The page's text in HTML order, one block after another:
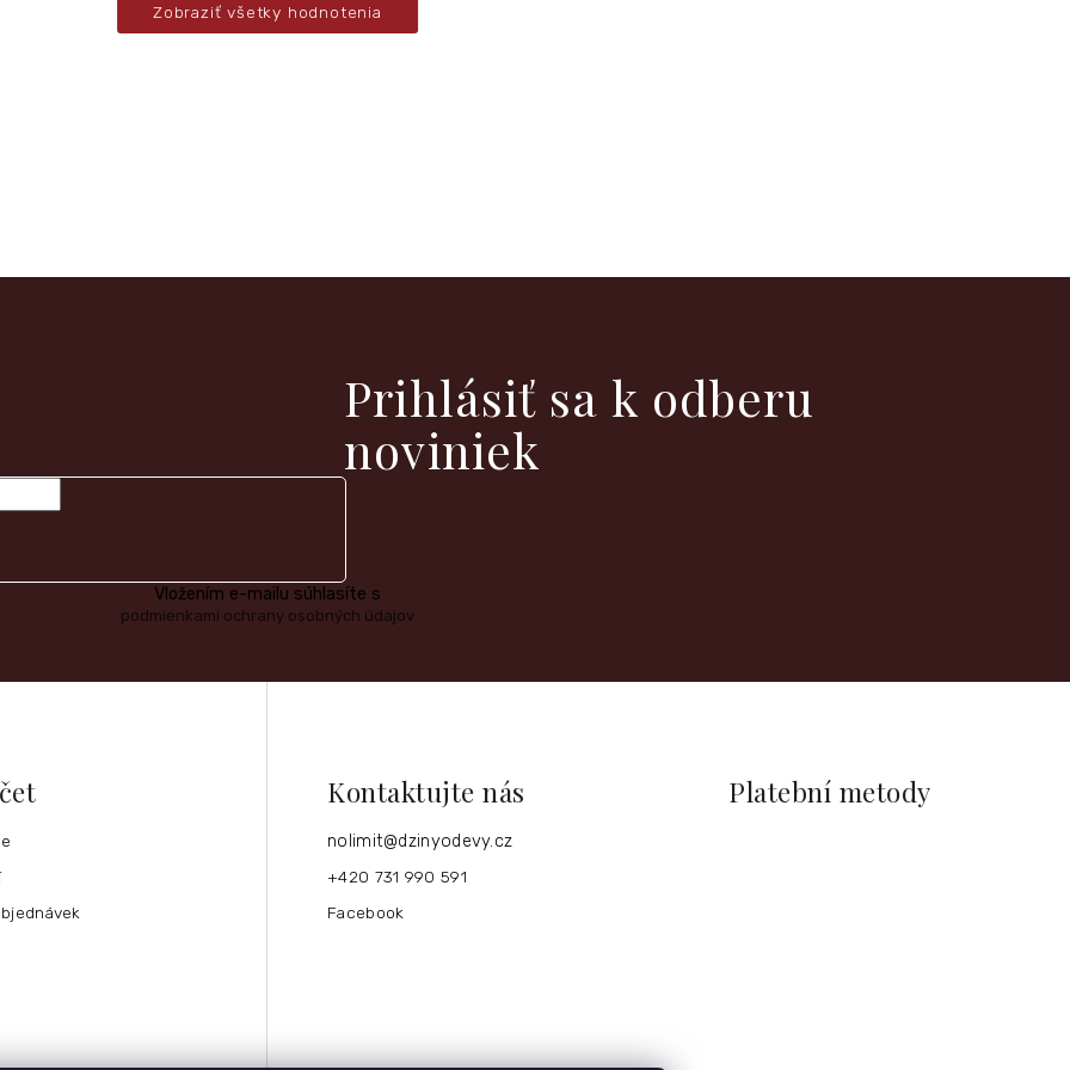
Zobraziť všetky hodnotenia
Prihlásiť sa k odberu
noviniek
Vložením e-mailu súhlasíte s
podmienkami ochrany osobných údajov
Kontaktujte nás
nolimit@dzinyodevy.cz
+420 731 990 591
Facebook
Platební metody